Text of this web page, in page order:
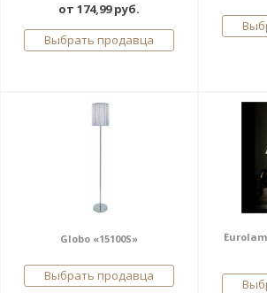
от 174,99 руб.
Выбрать продавца
Globo «15100S»
Выбрать продавца